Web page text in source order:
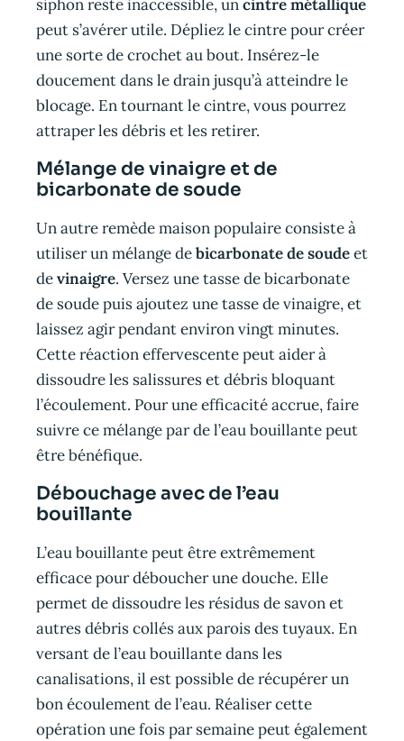
siphon reste inaccessible, uncintre métallique
peut s’avérer utile. Dépliez le cintre pour créer
une sorte de crochet au bout. Insérez-le
doucement dans le drain jusqu’à atteindre le
blocage. En tournant le cintre, vous pourrez
attraper les débris et les retirer.
Mélange de vinaigre et de
bicarbonate de soude
Un autre remède maison populaire consiste à
utiliser un mélange debicarbonate de soudeet
devinaigre. Versez une tasse de bicarbonate
de soude puis ajoutez une tasse de vinaigre, et
laissez agir pendant environ vingt minutes.
Cette réaction effervescente peut aider à
dissoudre les salissures et débris bloquant
l’écoulement. Pour une efficacité accrue, faire
suivre ce mélange par de l’eau bouillante peut
être bénéfique.
Débouchage avec de l’eau
bouillante
L’eau bouillante peut être extrêmement
efficace pour déboucher une douche. Elle
permet de dissoudre les résidus de savon et
autres débris collés aux parois des tuyaux. En
versant de l’eau bouillante dans les
canalisations, il est possible de récupérer un
bon écoulement de l’eau. Réaliser cette
opération une fois par semaine peut également